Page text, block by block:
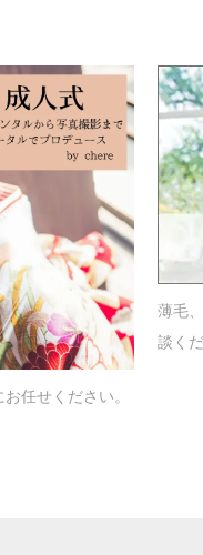
任せください。
薄毛
談く